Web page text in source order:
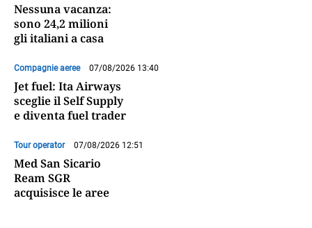
Nessuna vacanza:
sono 24,2 milioni
gli italiani a casa
Compagnie aeree 07/08/2026 13:40
Jet fuel: Ita Airways
sceglie il Self Supply
e diventa fuel trader
Tour operator 07/08/2026 12:51
Med San Sicario
Ream SGR
acquisisce le aree